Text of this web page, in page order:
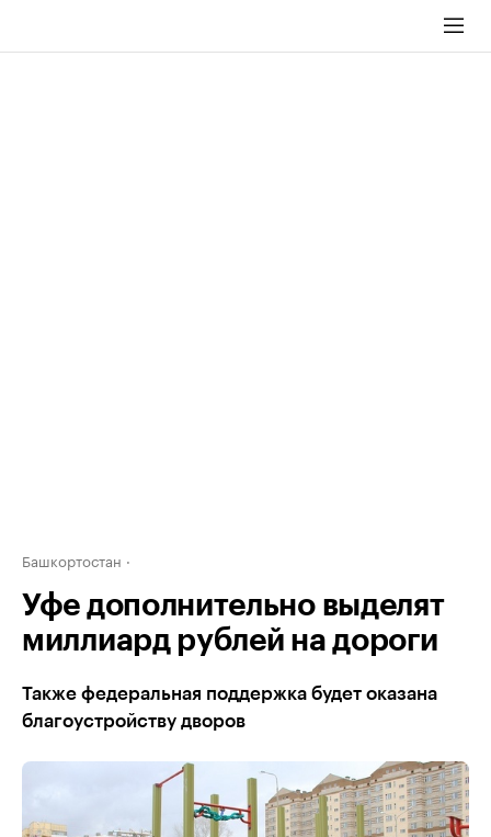
Башкортостан
Уфе дополнительно выделят
миллиард рублей на дороги
Также федеральная поддержка будет оказана
благоустройству дворов